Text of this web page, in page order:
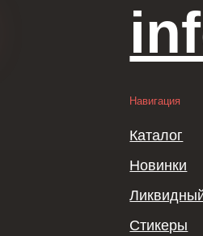
Политика конфиденциальности
Публичная оферта